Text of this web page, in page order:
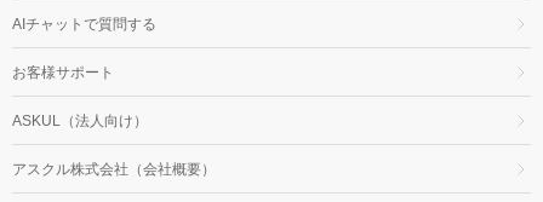
AIチャットで質問する
お客様サポート
ASKUL（法人向け）
アスクル株式会社（会社概要）